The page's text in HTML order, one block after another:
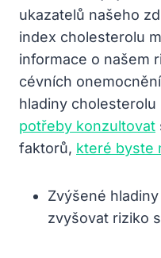
ukazatelů našeho
index cholesterolu
informace o našem⁣
cévních
hladiny cholesterolu
potřeby konzultovat
faktorů, které byste
Zvýšené
zvyšovat riziko